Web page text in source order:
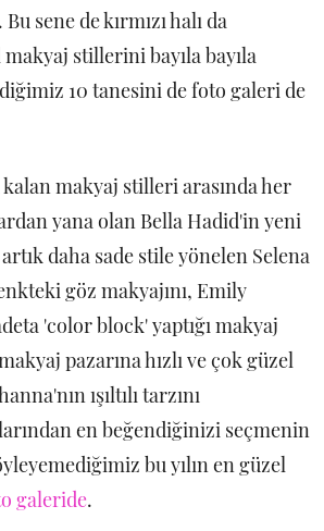
sene de kırmızı halı da
stillerini bayıla bayıla
10 tanesini de foto galeri de
kalan makyaj stilleri arasında her
yana olan Bella Hadid'in yeni
daha sade stile yönelen Selena
göz makyajını, Emily
'color block' yaptığı makyaj
pazarına hızlı ve çok güzel
ışıltılı tarzını
en beğendiğinizi seçmenin
bu yılın en güzel
galeride.